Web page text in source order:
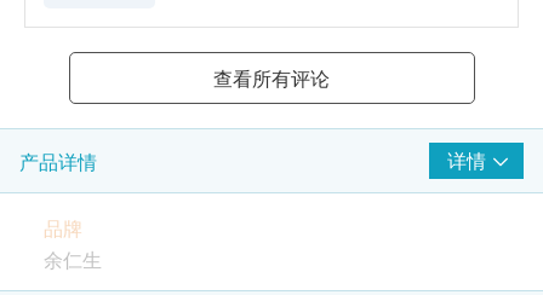
查看所有评论
产品详情 详情
品牌
余仁生